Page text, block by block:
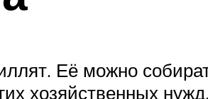
Её можно
хозяйственных